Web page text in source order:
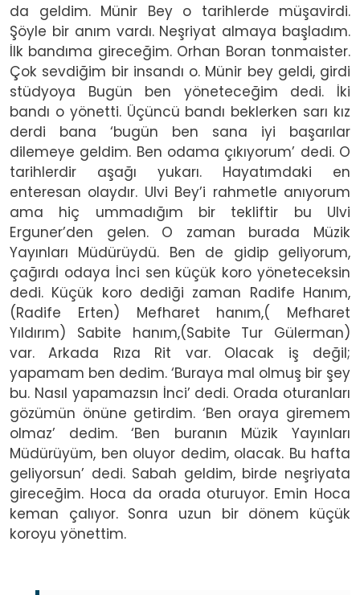
da geldim. Münir Bey o tarihlerde müşavirdi.
Şöyle bir anım vardı. Neşriyat almaya başladım.
İlk bandıma gireceğim. Orhan Boran tonmaister.
Çok sevdiğim bir insandı o. Münir bey geldi, girdi
stüdyoya Bugün ben yöneteceğim dedi. İki
bandı o yönetti. Üçüncü bandı beklerken sarı kız
derdi bana ‘bugün ben sana iyi başarılar
dilemeye geldim. Ben odama çıkıyorum’ dedi. O
tarihlerdir aşağı yukarı. Hayatımdaki en
enteresan olaydır. Ulvi Bey’i rahmetle anıyorum
ama hiç ummadığım bir tekliftir bu Ulvi
Erguner’den gelen. O zaman burada Müzik
Yayınları Müdürüydü. Ben de gidip geliyorum,
çağırdı odaya İnci sen küçük koro yöneteceksin
dedi. Küçük koro dediği zaman Radife Hanım,
(Radife Erten) Mefharet hanım,( Mefharet
Yıldırım) Sabite hanım,(Sabite Tur Gülerman)
var. Arkada Rıza Rit var. Olacak iş değil;
yapamam ben dedim. ‘Buraya mal olmuş bir şey
bu. Nasıl yapamazsın İnci’ dedi. Orada oturanları
gözümün önüne getirdim. ‘Ben oraya giremem
olmaz’ dedim. ‘Ben buranın Müzik Yayınları
Müdürüyüm, ben oluyor dedim, olacak. Bu hafta
geliyorsun’ dedi. Sabah geldim, birde neşriyata
gireceğim. Hoca da orada oturuyor. Emin Hoca
keman çalıyor. Sonra uzun bir dönem küçük
koroyu yönettim.